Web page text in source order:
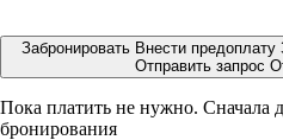
Забронировать Внести предоплату
Отправить запрос
Пока платить не нужно. Сначала
бронирования